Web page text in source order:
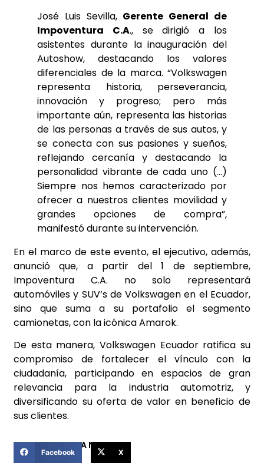
José Luis Sevilla, Gerente General de
Impoventura C.A., se dirigió a los
asistentes durante la inauguración del
Autoshow, destacando los valores
diferenciales de la marca. “Volkswagen
representa historia, perseverancia,
innovación y progreso; pero más
importante aún, representa las historias
de las personas a través de sus autos, y
se conecta con sus pasiones y sueños,
reflejando cercanía y destacando la
personalidad vibrante de cada uno (…)
Siempre nos hemos caracterizado por
ofrecer a nuestros clientes movilidad y
grandes opciones de compra”,
manifestó durante su intervención.
En el marco de este evento, el ejecutivo, además,
anunció que, a partir del 1 de septiembre,
Impoventura C.A. no solo representará
automóviles y SUV’s de Volkswagen en el Ecuador,
sino que suma a su portafolio el segmento
camionetas, con la icónica Amarok.
De esta manera, Volkswagen Ecuador ratifica su
compromiso de fortalecer el vínculo con la
ciudadanía, participando en espacios de gran
relevancia para la industria automotriz, y
diversificando su oferta de valor en beneficio de
sus clientes.
COMPARTIR ESTA NOTICIA
Facebook X